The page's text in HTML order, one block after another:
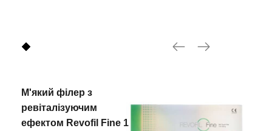
М'який філер з
ревіталізуючим
ефектом Revofil Fine 1